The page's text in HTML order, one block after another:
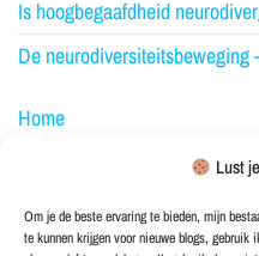
Lust
Om je de beste ervaring te bieden, mijn
te kunnen krijgen voor nieuwe blogs,
Is hoogbegaafdheid
De neurodiversiteitsbeweging
Home
Blog